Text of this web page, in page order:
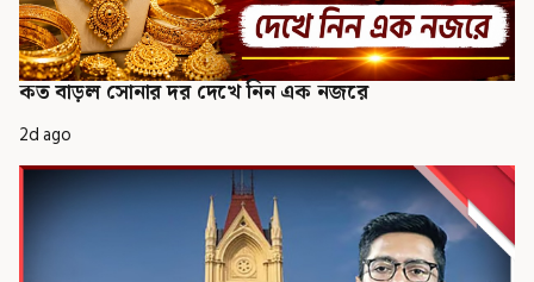
কত বাড়ল সোনার দর দেখে নিন এক নজরে
2d ago